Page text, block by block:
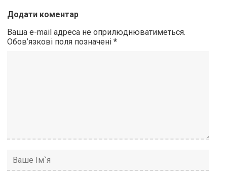
Додати коментар
Ваша e-mail адреса не оприлюднюватиметься.
Обов’язкові поля позначені*